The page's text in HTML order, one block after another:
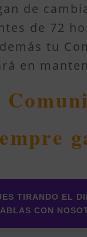
de
de 72
tu
en
TIRANDO EL
CON